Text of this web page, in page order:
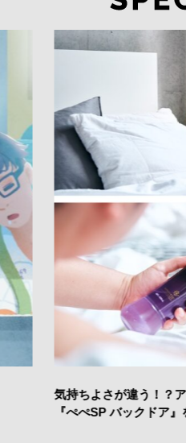
気持ちよさが違う！？
『ぺぺSP バックドア